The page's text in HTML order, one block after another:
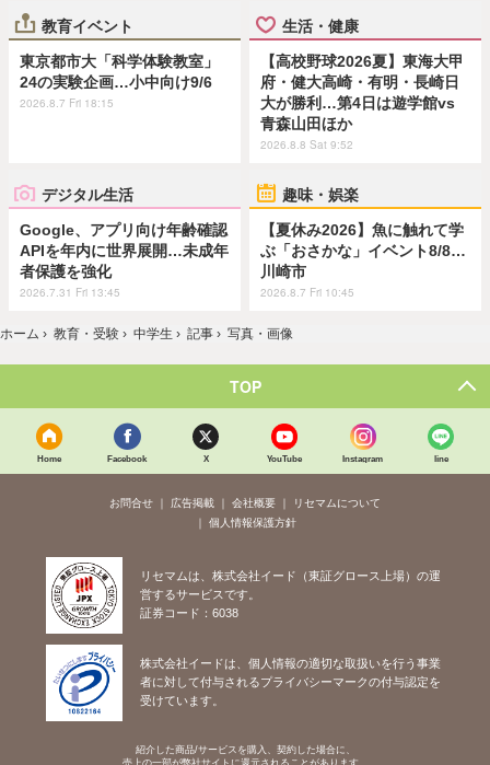
教育イベント
東京都市大「科学体験教室」
24の実験企画…小中向け9/6
2026.8.7 Fri 18:15
生活・健康
【高校野球2026夏】東海大甲
府・健大高崎・有明・長崎日
大が勝利…第4日は遊学館vs
青森山田ほか
2026.8.8 Sat 9:52
デジタル生活
Google、アプリ向け年齢確認
APIを年内に世界展開…未成年
者保護を強化
2026.7.31 Fri 13:45
趣味・娯楽
【夏休み2026】魚に触れて学
ぶ「おさかな」イベント8/8…
川崎市
2026.8.7 Fri 10:45
ホーム › 教育・受験 › 中学生 › 記事 › 写真・画像
TOP
Home Facebook X YouTube Instagram line
お問合せ 広告掲載 会社概要
リセマムについて
個人情報保護方針
リセマムは、株式会社イード（東証グロース上場）の運
営するサービスです。
証券コード：6038
株式会社イードは、個人情報の適切な取扱いを行う事業
者に対して付与されるプライバシーマークの付与認定を
受けています。
紹介した商品/サービスを購入、契約した場合に、
売上の一部が弊社サイトに還元されることがあります。